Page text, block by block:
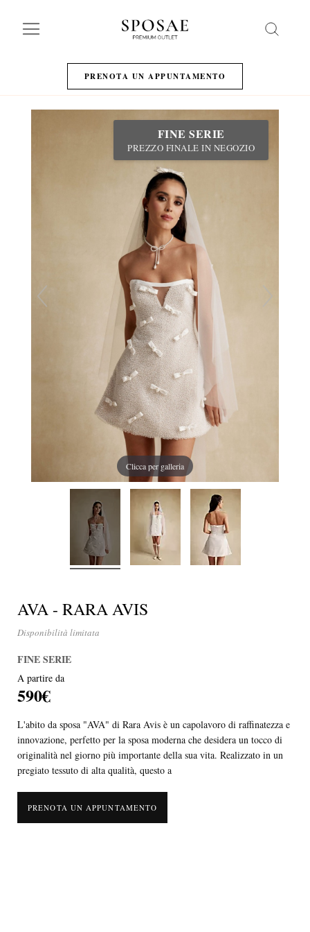
PRENOTA UN APPUNTAMENTO
FINE SERIE
PREZZO FINALE IN NEGOZIO
Clicca per galleria
AVA - RARA AVIS
Disponibilità limitata
FINE SERIE
A partire da
590€
L'abito da sposa "AVA" di Rara Avis è un capolavoro di raffinatezza e
innovazione, perfetto per la sposa moderna che desidera un tocco di
originalità nel giorno più importante della sua vita. Realizzato in un
pregiato tessuto di alta qualità, questo a
PRENOTA UN APPUNTAMENTO